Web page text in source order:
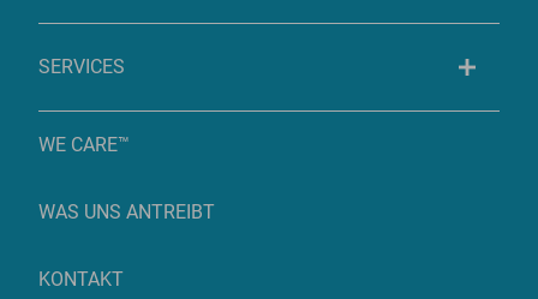
SERVICES
WE CARE™
WAS UNS ANTREIBT
KONTAKT